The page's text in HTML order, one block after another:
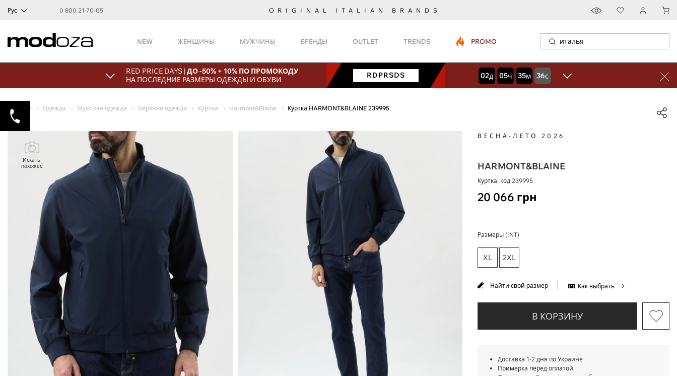
Рус 0 800 21-70-05 ORIGINAL ITALIAN BRANDS
NEW ЖЕНЩИНЫ МУЖЧИНЫ БРЕНДЫ OUTLET TRENDS PROMO
RED PRICE DAYS |ДО -50% + 10% ПО ПРОМОКОДУ
НА ПОСЛЕДНИЕ РАЗМЕРЫ ОДЕЖДЫ И ОБУВИ
RDPRSDS 02дней
05часов
35минут
34секунд
Главная Одежда Мужская одежда Верхняя одежда Куртки Harmont&Blaine Куртка HARMONT&BLAINE 239995
Искать
похожее
ВЕСНА-ЛЕТО 2026
HARMONT&BLAINE
Куртка, код239995
20 066 грн
Размеры (INT)
XL 2XL
Найти свой размер Как выбрать
В КОРЗИНУ
Доставка 1-2 дня по Украине
Примерка перед оплатой